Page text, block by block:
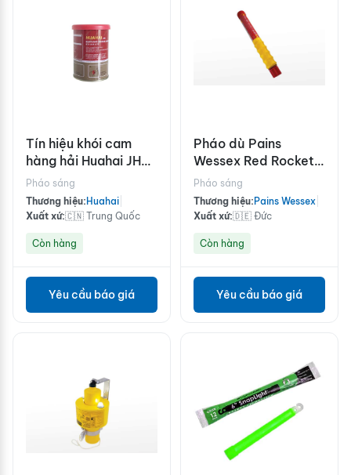
Tín hiệu khói cam
hàng hải Huahai JHB-
4
Pháo sáng
Thương hiệu: Huahai
Xuất xứ:🇨🇳 Trung Quốc
Còn hàng
Yêu cầu báo giá
Pháo dù Pains
Wessex Red Rocket
Mk8A
Pháo sáng
Thương hiệu: Pains Wessex
Xuất xứ:🇩🇪 Đức
Còn hàng
Yêu cầu báo giá